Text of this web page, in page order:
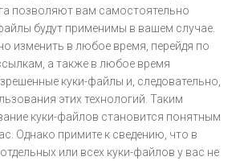
позволяют вам самостоятельно
будут применимы в вашем случае.
изменить в любое время, перейдя по
а также в любое время
куки-файлы и, следовательно,
этих технологий. Таким
куки-файлов становится понятным
Однако примите к сведению, что в
или всех куки-файлов у вас не